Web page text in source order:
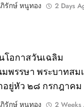
รักษ์ หนูทอง
2 Days
โอกาสวันเฉลิม
พรรษา พระบาทสม
อยู่หัว ๒๘ กรกฎาค
รักษ์ หนูทอง
2 Weeks